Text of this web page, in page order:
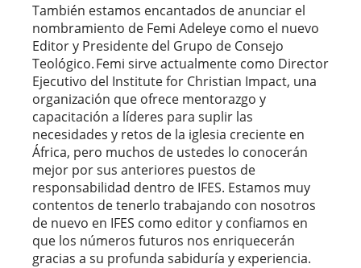
También estamos encantados de anunciar el
nombramiento de Femi Adeleye como el nuevo
Editor y Presidente del Grupo de Consejo
Teológico. Femi sirve actualmente como Director
Ejecutivo del Institute for Christian Impact, una
organización que ofrece mentorazgo y
capacitación a líderes para suplir las
necesidades y retos de la iglesia creciente en
África, pero muchos de ustedes lo conocerán
mejor por sus anteriores puestos de
responsabilidad dentro de IFES. Estamos muy
contentos de tenerlo trabajando con nosotros
de nuevo en IFES como editor y confiamos en
que los números futuros nos enriquecerán
gracias a su profunda sabiduría y experiencia.